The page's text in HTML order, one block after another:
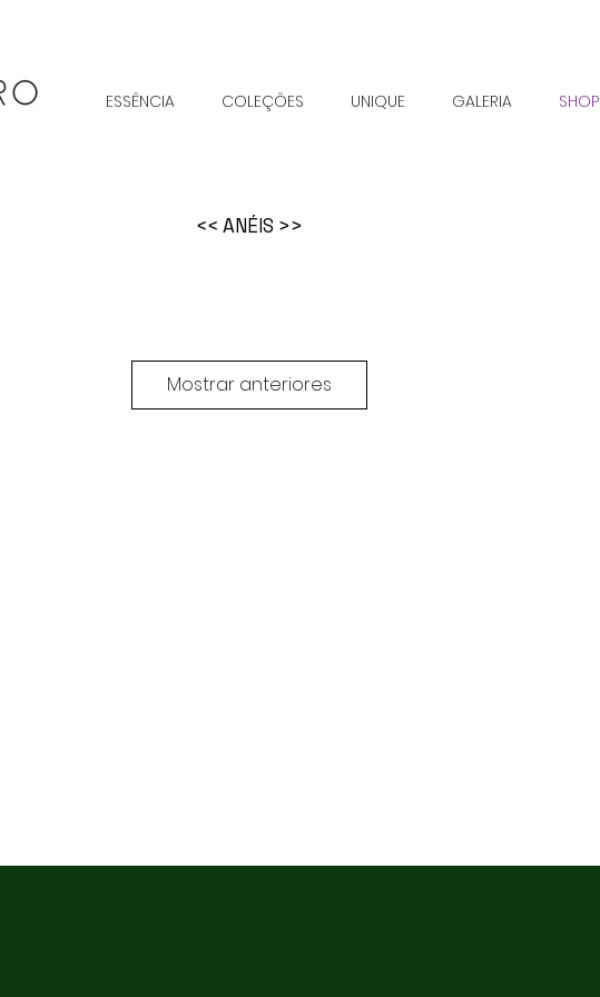
ESSÊNCIA COLEÇÕES UNIQUE GALERIA SHOP
<< ANÉIS >>
Mostrar anteriores